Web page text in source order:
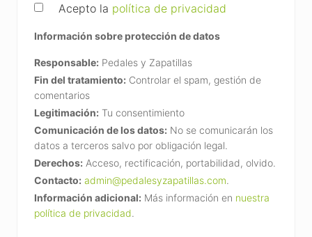
Acepto la política de privacidad
Información sobre protección de datos
Responsable: Pedales y Zapatillas
Fin del tratamiento: Controlar el spam, gestión de
comentarios
Legitimación: Tu consentimiento
Comunicación de los datos: No se comunicarán los
datos a terceros salvo por obligación legal.
Derechos: Acceso, rectificación, portabilidad, olvido.
Contacto: admin@pedalesyzapatillas.com.
Información adicional: Más información en nuestra
política de privacidad.